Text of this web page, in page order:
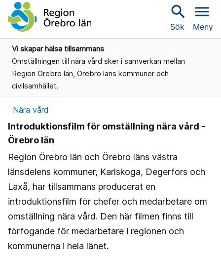
search
Sök
menu
Meny
Vi skapar hälsa tillsammans
Omställningen till nära vård sker i samverkan mellan
Region Örebro län, Örebro läns kommuner och
civilsamhället.
Nära vård
Introduktionsfilm för omställning nära vård -
Örebro län
Region Örebro län och Örebro läns västra
länsdelens kommuner, Karlskoga, Degerfors och
Laxå, har tillsammans producerat en
introduktionsfilm för chefer och medarbetare om
omställning nära vård. Den här filmen finns till
förfogande för medarbetare i regionen och
kommunerna i hela länet.